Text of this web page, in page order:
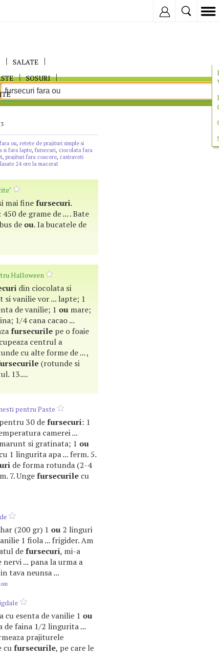
SALATE
SOSURI
ou, retete de prajituri simple si
si fara lapte, fursecuri, ciocolata fara
, prajituri fara coacere, castraveti
24 ore la macerat
mai finefursecuri.
de grame de ... . Bate
de ou. Ia bucatele de
Halloween
din ciocolata si
si vanilie vor ... lapte; 1
de vanilie; 1 ou mare;
1/4 cana cacao ...
fursecurile pe o foaie
centrul a
cu alte forme de ... ,
(rotunde si
13....
pentru Paste
30 defursecuri: 1
camerei ...
si gratinata; 1 ou
1 lingurita apa ... ferm. 5.
de forma rotunda (2-4
7. Ungefursecurile cu
(200 gr) 1 ou 2 linguri
1 fiola ... frigider. Am
defursecuri, mi-a
... pana la urma a
tava neunsa ...
cu esenta de vanilie 1 ou
de faina 1/2 lingurita ...
prajiturele
cufursecurile, pe care le